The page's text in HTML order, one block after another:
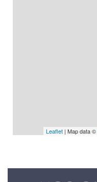
Leaflet | Map data ©